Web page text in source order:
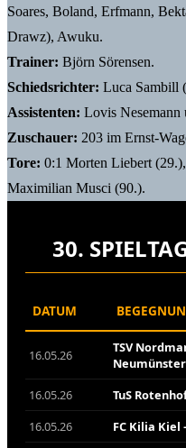
Soares, Boland, Erfmann,
Drawz), Awuku.
Trainer: Björn Sörensen.
Schiedsrichter: Luca Sambill
Assistenten: Lovis Nesemann
Zuschauer: 203 im Ernst-
Tore: 0:1 Morten Liebert
Maximilian Musci (90.).
30.
DATUM
16.05.26
TSV
Neumünster
16.05.26 TuS
16.05.26
FC Kilia